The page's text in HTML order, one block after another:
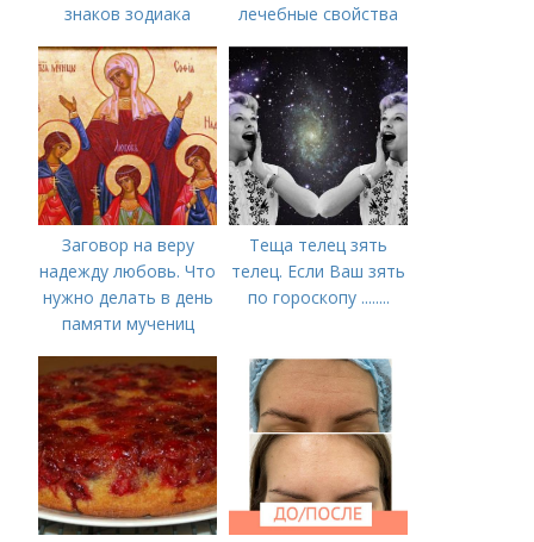
знаков зодиака
лечебные свойства
Заговор на веру
надежду любовь. Что
нужно делать в день
памяти мучениц
Любови и матери их
Софии 30 сентября
2022 года
Теща телец зять
телец. Если Ваш зять
по гороскопу ........